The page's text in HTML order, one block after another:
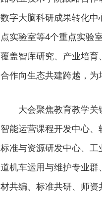
数字大脑科研成果转化
点实验室等4个重点实验
覆盖智库研究、产业培
合作向生态共建跨越，为
大会聚焦教育教学
智能运营课程开发中心
标准与资源研发中心、
道机车运用与维护专业
材共编、标准共研、师